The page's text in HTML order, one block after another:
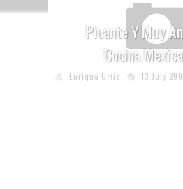
Picante Y Muy
Cocina
Enrique Ortiz 13 July